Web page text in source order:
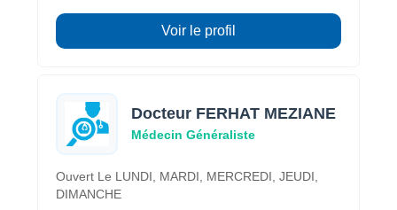
Voir le profil
Docteur FERHAT MEZIANE
Médecin Généraliste
Ouvert Le LUNDI, MARDI, MERCREDI, JEUDI,
DIMANCHE